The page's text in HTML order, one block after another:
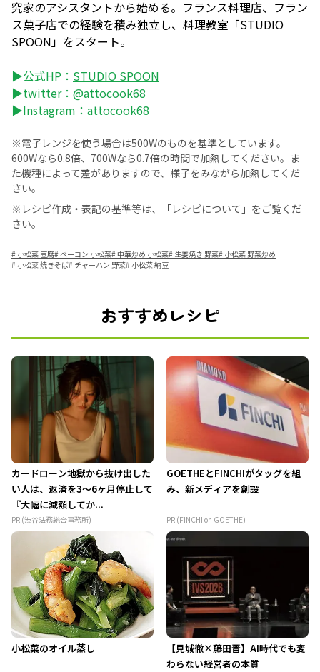
究家のアシスタントから始める。フランス料理店、フラン
ス菓子店での経験を積み独立し、料理教室「STUDIO
SPOON」をスタート。
▶公式HP： STUDIO SPOON
▶twitter： @attocook68
▶Instagram： attocook68
※電子レンジを使う場合は500Wのものを基準としています。
600Wなら0.8倍、700Wなら0.7倍の時間で加熱してください。ま
た機種によって差がありますので、様子をみながら加熱してくだ
さい。
※レシピ作成・表記の基準等は、
「レシピについて」 をご覧くだ
さい。
# 小松菜 豆腐#ベーコン 小松菜#中華炒め 小松菜# 生姜焼き 野菜# 小松菜 野菜炒め
# 小松菜 焼きそば# チャーハン 野菜# 小松菜 納豆
おすすめレシピ
カードローン地獄から抜け出した
い人は、返済を3～6ヶ月停止して
『大幅に減額してか...
PR (渋谷法務総合事務所)
GOETHEとFINCHIがタッグを組
み、新メディアを創設
PR (FINCHI on GOETHE)
小松菜のオイル蒸し
【見城徹×藤田晋】AI時代でも変
わらない経営者の本質